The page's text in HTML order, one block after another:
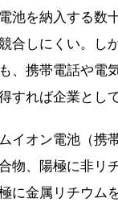
池を納入する数
合しにくい。し
、携帯電話や電
すれば企業とし
イオン電池（携
物、陽極に非リ
に金属リチウム